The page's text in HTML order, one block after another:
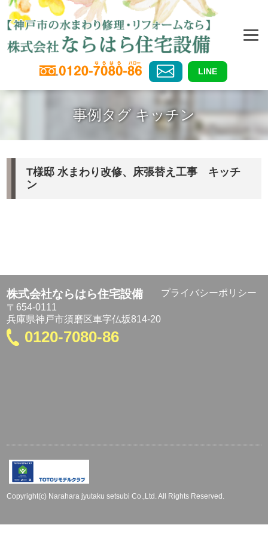
LINE
事例タグ キッチン
T様邸 水まわり改修、床張替え工事 キッチ
ン
株式会社ならはら住宅設備
〒654-0111
兵庫県神戸市須磨区車字仏坂814-20
0120-7080-86
プライバシーポリシー
Copyright(c) Narahara jyutaku setsubi Co.,Ltd. All Rights Reserved.